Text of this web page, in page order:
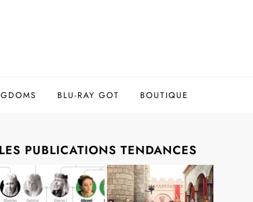
BLU-RAY GOT BOUTIQUE
LES PUBLICATIONS TENDANCES